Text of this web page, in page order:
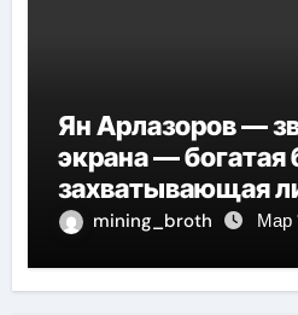
Ян Арлазоров —
экрана — богатая
захватывающая
великого актера
mining_broth Мар